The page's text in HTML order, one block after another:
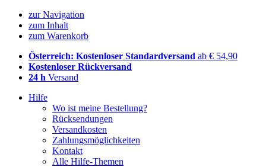
zur Navigation
zum Inhalt
zum Warenkorb
Österreich: Kostenloser Standardversand ab € 54,90
Kostenloser Rückversand
24 h Versand
Hilfe
Wo ist meine Bestellung?
Rücksendungen
Versandkosten
Zahlungsmöglichkeiten
Kontakt
Alle Hilfe-Themen